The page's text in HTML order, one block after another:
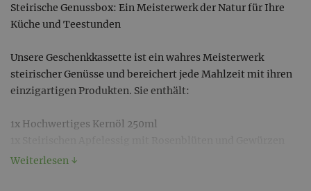
Steirische Genussbox: Ein Meisterwerk der Natur für Ihre
Küche und Teestunden
Unsere Geschenkkassette ist ein wahres Meisterwerk
steirischer Genüsse und bereichert jede Mahlzeit mit ihren
einzigartigen Produkten. Sie enthält:
1x Hochwertiges Kernöl 250ml
250ml – wahre Schätze, die jedem Gericht eine besondere
Weiterlesen ↓